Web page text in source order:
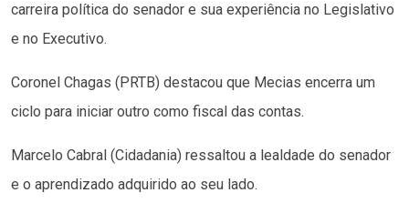
carreira política do senador e sua experiência no Legislativo
e no Executivo.
Coronel Chagas (PRTB) destacou que Mecias encerra um
ciclo para iniciar outro como fiscal das contas.
Marcelo Cabral (Cidadania) ressaltou a lealdade do senador
e o aprendizado adquirido ao seu lado.